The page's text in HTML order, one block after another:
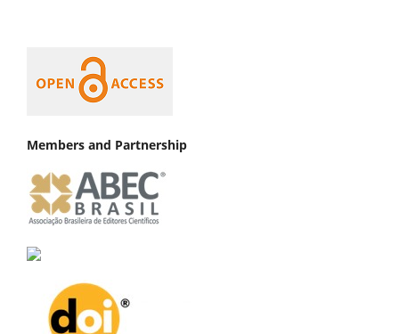
Members and Partnership